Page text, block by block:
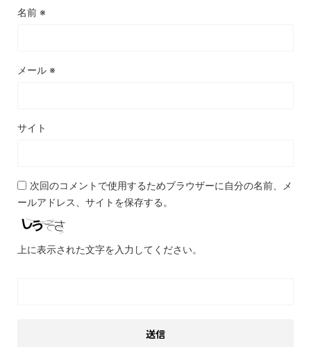
名前 ※
メール ※
サイト
次回のコメントで使用するためブラウザーに自分の名前、メ
ールアドレス、サイトを保存する。
上に表示された文字を入力してください。